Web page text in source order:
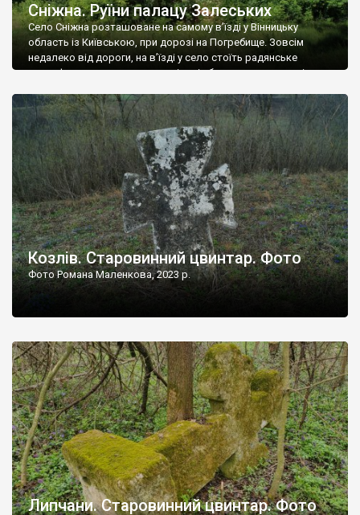
Сніжна. Руїни палацу Залеських
Село Сніжна розташоване на самому в’їзді у Вінницьку
область із Київською, при дорозі на Погребище. Зовсім
недалеко від дороги, на в’їзді у село стоїть радянське
рельєфне пано, яке показує жінку і яблуню, а трохи далі, десь
не видно, але видно дві стареньких колії у траві – […]
Козлів. Старовинний цвинтар. Фото
Фото Романа Маленкова, 2023 р.
Липчани. Старовинний цвинтар. Фото